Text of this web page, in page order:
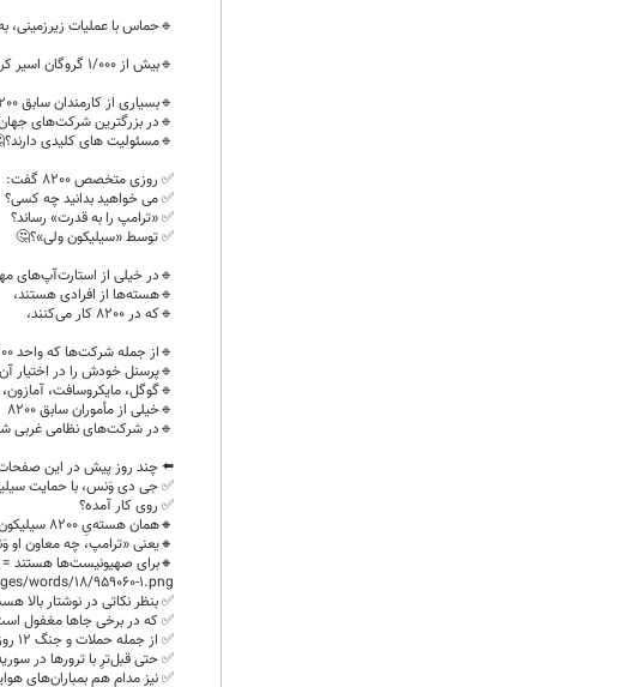
🔹️حماس با عملیات زیرزمینی،
🔹️بیش از 1/000 گروگان اسیر کرد، بسیاری از افسران و کارمندان را کشت، و تا به امروز اسرائیل با این وضعیت کنار نیامده،
🔹️بسیاری از کارمندان سابق 8200
🔹️در بزرگترین شرکت‌های
🔹️مسئولیت های کلیدی
✅️ روزی متخصص 8200 گفت:
✅️ می خواهید بدانید چه کسی؟
✅️ «ترامپ را به قدرت» رساند؟
✅️ توسط «سیلیکون ولی»؟🤔
🔹️در خیلی از استارت‌آپ‌های
🔹️هسته‌ها از افرادی هستند،
🔹️که در 8200 کار می‌کنند،
🔹️از جمله شرکت‌ها که واحد 8200
🔹️پرسنل خودش را در اختیار
🔹️گوگل، مایکروسافت،
🔹️خیلی از مأموران سابق 8200
🔹️در شرکت‌های نظامی غربی
⬅️ چند روز پیش در این
✅️ جی دی وَنس، با حمایت
✅️ روی کار آمده؟
🔸️همان هسته‌یِ 8200 سیلیکون ولی،
🔸️یعنی «ترامپ، چه معاون او
🔸️برای صهیونیست‌ها هستند =
words/18/959060-1.png
✅️ بنظر نکاتی در نوشتار بالا
✅️ که در برخی جاها مغفول
✅️ از جمله حملات‌ و جنگ ۱۲ روزه
✅️ حتی قبل‌ترِ با ترورها در
✅️ نیز مدام هم بمباران‌های